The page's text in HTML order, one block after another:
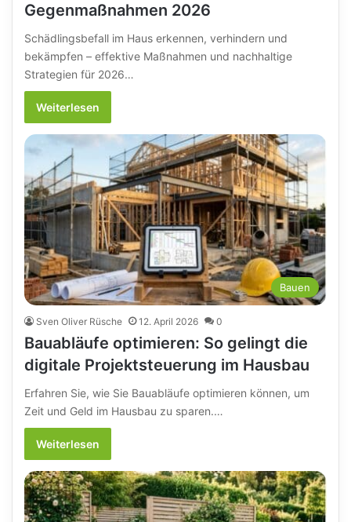
Gegenmaßnahmen 2026
Schädlingsbefall im Haus erkennen, verhindern und
bekämpfen – effektive Maßnahmen und nachhaltige
Strategien für 2026…
Weiterlesen
Bauen
Sven Oliver Rüsche 12. April 2026 0
Bauabläufe optimieren: So gelingt die
digitale Projektsteuerung im Hausbau
Erfahren Sie, wie Sie Bauabläufe optimieren können, um
Zeit und Geld im Hausbau zu sparen.…
Weiterlesen